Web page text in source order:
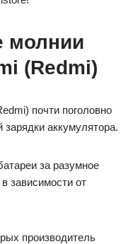
молнии
(Redmi)
почти поголовно
аккумулятора.
за разумное
зависимости от
производитель